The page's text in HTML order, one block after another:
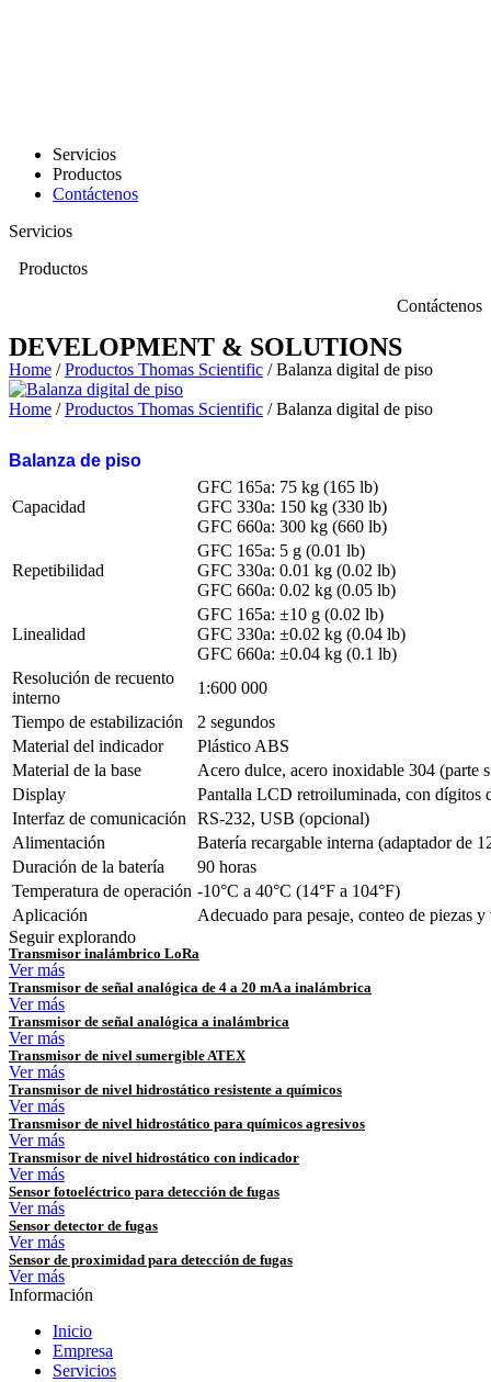
Servicios
Productos
Contáctenos
Servicios
Productos
Contáctenos
DEVELOPMENT & SOLUTIONS
Home /Productos Thomas Scientific / Balanza digital de piso
Home /Productos Thomas Scientific / Balanza digital de piso
Balanza de piso
Capacidad
GFC 165a: 75 kg (165 lb)
GFC 330a: 150 kg (330 lb)
GFC 660a: 300 kg (660 lb)
Repetibilidad
GFC 165a: 5 g (0.01 lb)
GFC 330a: 0.01 kg (0.02 lb)
GFC 660a: 0.02 kg (0.05 lb)
Linealidad
GFC 165a: ±10 g (0.02 lb)
GFC 330a: ±0.02 kg (0.04 lb)
GFC 660a: ±0.04 kg (0.1 lb)
Resolución de recuento
interno
1:600 000
Tiempo de estabilización
2 segundos
Material del indicador
Plástico ABS
Material de la base
Acero dulce, acero inoxidable 304 (parte
Display
Pantalla LCD retroiluminada, con dígitos
Interfaz de comunicación
RS-232, USB (opcional)
Alimentación
Batería recargable interna (adaptador de
Duración de la batería
90 horas
Temperatura de operación -10°C a 40°C (14°F a 104°F)
Aplicación
Adecuado para pesaje, conteo de piezas
Seguir explorando
Transmisor inalámbrico LoRa
Ver más
Transmisor de señal analógica de 4 a 20 mA a inalámbrica
Ver más
Transmisor de señal analógica a inalámbrica
Ver más
Transmisor de nivel sumergible ATEX
Ver más
Transmisor de nivel hidrostático resistente a químicos
Ver más
Transmisor de nivel hidrostático para químicos agresivos
Ver más
Transmisor de nivel hidrostático con indicador
Ver más
Sensor fotoeléctrico para detección de fugas
Ver más
Sensor detector de fugas
Ver más
Sensor de proximidad para detección de fugas
Ver más
Información
Inicio
Empresa
Servicios